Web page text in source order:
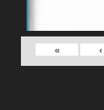
›
»